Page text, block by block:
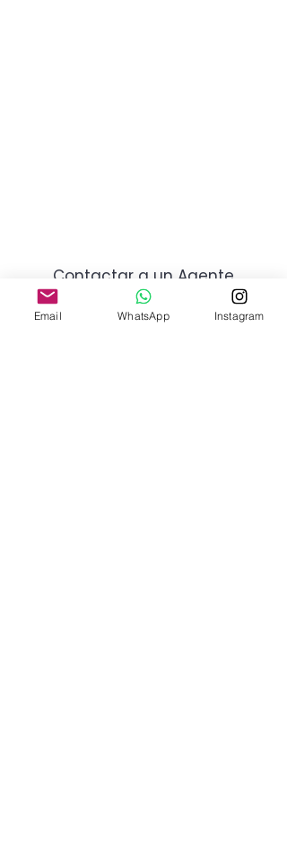
Contactar a un Agente
Email WhatsApp Instagram